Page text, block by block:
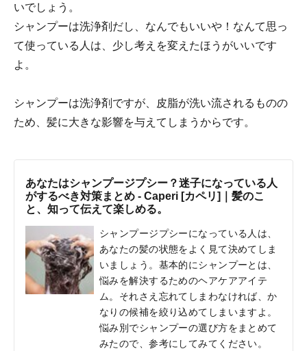
いでしょう。
シャンプーは洗浄剤だし、なんでもいいや！なんて思っ
て使っている人は、少し考えを変えたほうがいいです
よ。
シャンプーは洗浄剤ですが、皮脂が洗い流されるものの
ため、髪に大きな影響を与えてしまうからです。
あなたはシャンプージプシー？迷子になっている人
がするべき対策まとめ - Caperi [カペリ]｜髪のこ
と、知って伝えて楽しめる。
シャンプージプシーになっている人は、
あなたの髪の状態をよく見て決めてしま
いましょう。基本的にシャンプーとは、
悩みを解決するためのヘアケアアイテ
ム。それさえ忘れてしまわなければ、か
なりの候補を絞り込めてしまいますよ。
悩み別でシャンプーの選び方をまとめて
みたので、参考にしてみてください。